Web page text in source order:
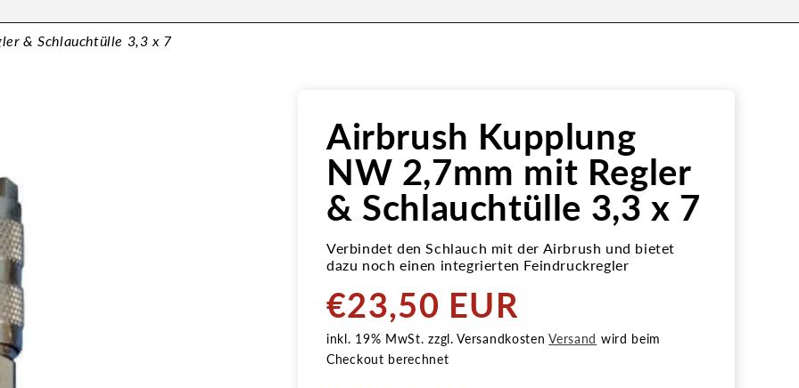
& Schlauchtülle 3,3 x 7
Airbrush Kupplung
NW 2,7mm mit Regler
& Schlauchtülle 3,3 x 7
Verbindet den Schlauch mit der Airbrush und bietet
dazu noch einen integrierten Feindruckregler
Normaler
Preis
€23,50 EUR
inkl. 19% MwSt. zzgl. VersandkostenVersand wird beim
Checkout berechnet